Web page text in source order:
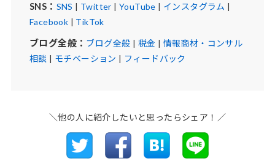
SNS： SNS | Twitter | YouTube | インスタグラム |
Facebook | TikTok
ブログ全般： ブログ全般 | 税金 | 情報商材・コンサル
相談 | モチベーション | フィードバック
＼他の人に紹介したいと思ったらシェア！／